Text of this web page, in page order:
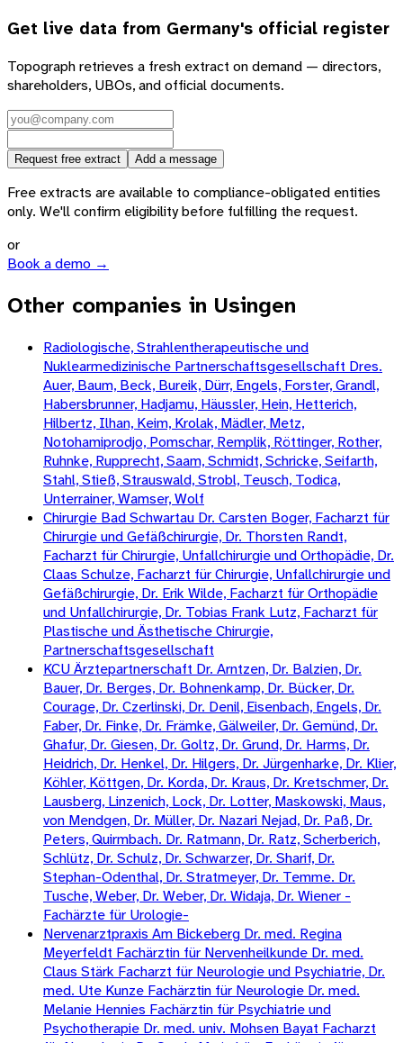
Get live data from Germany's official register
Topograph retrieves a fresh extract on demand — directors,
shareholders, UBOs, and official documents.
Request free extract Add a message
Free extracts are available to compliance-obligated entities
only. We'll confirm eligibility before fulfilling the request.
or
Book a demo →
Other companies in Usingen
Radiologische, Strahlentherapeutische und
Nuklearmedizinische Partnerschaftsgesellschaft Dres.
Auer, Baum, Beck, Bureik, Dürr, Engels, Forster, Grandl,
Habersbrunner, Hadjamu, Häussler, Hein, Hetterich,
Hilbertz, Ilhan, Keim, Krolak, Mädler, Metz,
Notohamiprodjo, Pomschar, Remplik, Röttinger, Rother,
Ruhnke, Rupprecht, Saam, Schmidt, Schricke, Seifarth,
Stahl, Stieß, Strauswald, Strobl, Teusch, Todica,
Unterrainer, Wamser, Wolf
Chirurgie Bad Schwartau Dr. Carsten Boger, Facharzt für
Chirurgie und Gefäßchirurgie, Dr. Thorsten Randt,
Facharzt für Chirurgie, Unfallchirurgie und Orthopädie, Dr.
Claas Schulze, Facharzt für Chirurgie, Unfallchirurgie und
Gefäßchirurgie, Dr. Erik Wilde, Facharzt für Orthopädie
und Unfallchirurgie, Dr. Tobias Frank Lutz, Facharzt für
Plastische und Ästhetische Chirurgie,
Partnerschaftsgesellschaft
KCU Ärztepartnerschaft Dr. Arntzen, Dr. Balzien, Dr.
Bauer, Dr. Berges, Dr. Bohnenkamp, Dr. Bücker, Dr.
Courage, Dr. Czerlinski, Dr. Denil, Eisenbach, Engels, Dr.
Faber, Dr. Finke, Dr. Främke, Gälweiler, Dr. Gemünd, Dr.
Ghafur, Dr. Giesen, Dr. Goltz, Dr. Grund, Dr. Harms, Dr.
Heidrich, Dr. Henkel, Dr. Hilgers, Dr. Jürgenharke, Dr. Klier,
Köhler, Köttgen, Dr. Korda, Dr. Kraus, Dr. Kretschmer, Dr.
Lausberg, Linzenich, Lock, Dr. Lotter, Maskowski, Maus,
von Mendgen, Dr. Müller, Dr. Nazari Nejad, Dr. Paß, Dr.
Peters, Quirmbach. Dr. Ratmann, Dr. Ratz, Scherberich,
Schlütz, Dr. Schulz, Dr. Schwarzer, Dr. Sharif, Dr.
Stephan-Odenthal, Dr. Stratmeyer, Dr. Temme. Dr.
Tusche, Weber, Dr. Weber, Dr. Widaja, Dr. Wiener -
Fachärzte für Urologie-
Nervenarztpraxis Am Bickeberg Dr. med. Regina
Meyerfeldt Fachärztin für Nervenheilkunde Dr. med.
Claus Stärk Facharzt für Neurologie und Psychiatrie, Dr.
med. Ute Kunze Fachärztin für Neurologie Dr. med.
Melanie Hennies Fachärztin für Psychiatrie und
Psychotherapie Dr. med. univ. Mohsen Bayat Facharzt